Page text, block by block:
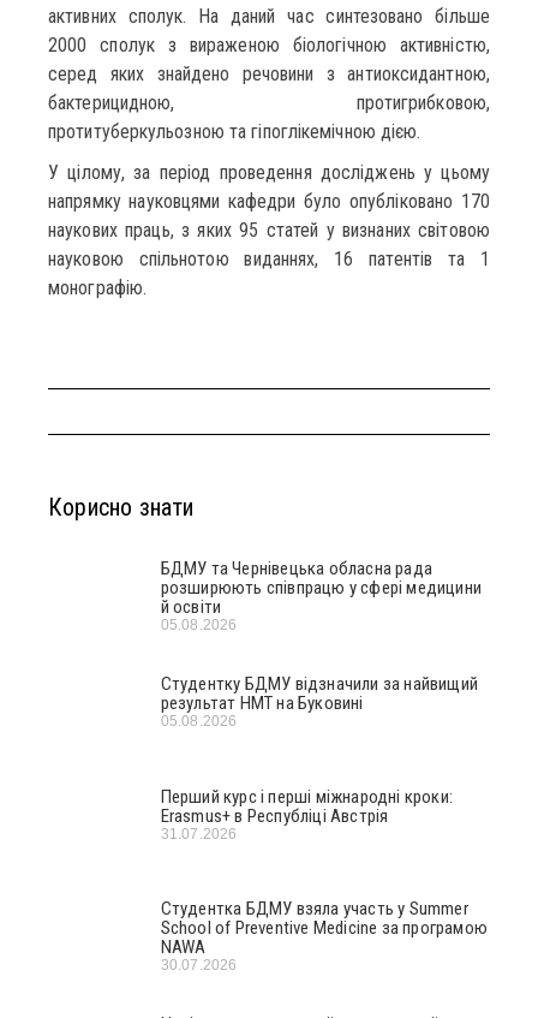
активних сполук. На даний час синтезовано більше
2000 сполук з вираженою біологічною активністю,
серед яких знайдено речовини з антиоксидантною,
бактерицидною, протигрибковою,
протитуберкульозною та гіпоглікемічною дією.
У цілому, за період проведення досліджень у цьому
напрямку науковцями кафедри було опубліковано 170
наукових праць, з яких 95 статей у визнаних світовою
науковою спільнотою виданнях, 16 патентів та 1
монографію.
Корисно знати
БДМУ та Чернівецька обласна рада
розширюють співпрацю у сфері медицини
й освіти
05.08.2026
Студентку БДМУ відзначили за найвищий
результат НМТ на Буковині
05.08.2026
Перший курс і перші міжнародні кроки:
Erasmus+ в Республіці Австрія
31.07.2026
Студентка БДМУ взяла участь у Summer
School of Preventive Medicine за програмою
NAWA
30.07.2026